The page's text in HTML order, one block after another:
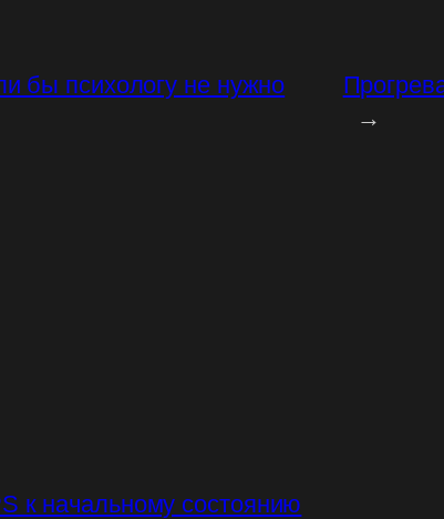
бы психологу не нужно
→
к начальному состоянию